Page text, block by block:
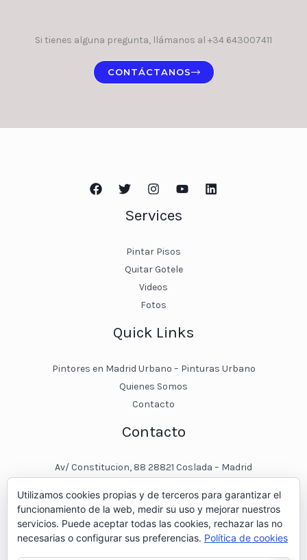
Si tienes alguna pregunta, llámanos al +34 643007411
CONTÁCTANOS
Services
Pintar Pisos
Quitar Gotele
Videos
Fotos
Quick Links
Pintores en Madrid Urbano – Pinturas Urbano
Quienes Somos
Contacto
Contacto
Av/ Constitucion, 88 28821 Coslada – Madrid
pinturasurbano@hotmail.es
+34 – 643 00 74 11
Utilizamos cookies propias y de terceros para garantizar el
funcionamiento de la web, medir su uso y mejorar nuestros
servicios. Puede aceptar todas las cookies, rechazar las no
necesarias o configurar sus preferencias. Política de cookies